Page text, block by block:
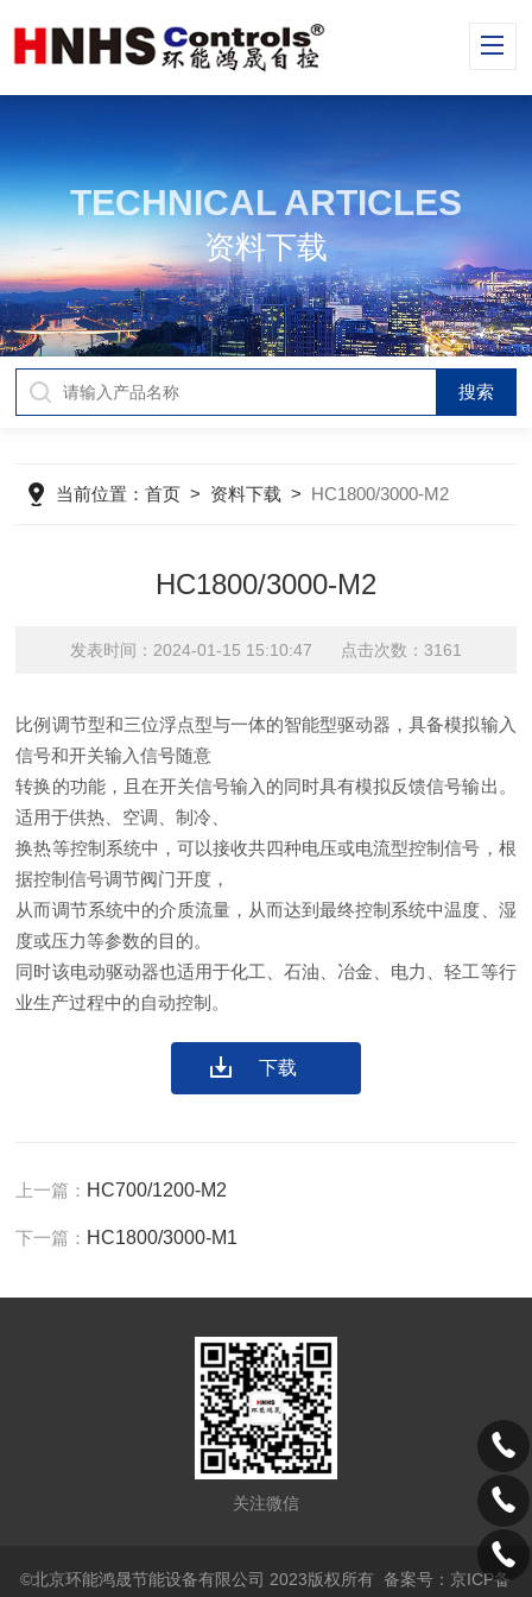
TECHNICAL ARTICLES
资料下载
当前位置：首页 > 资料下载 > HC1800/3000-M2
HC1800/3000-M2
发表时间：2024-01-15 15:10:47 点击次数：3161
比例调节型和三位浮点型与一体的智能型驱动器，具备模拟输入
信号和开关输入信号随意
转换的功能，且在开关信号输入的同时具有模拟反馈信号输出。
适用于供热、空调、制冷、
换热等控制系统中，可以接收共四种电压或电流型控制信号，根
据控制信号调节阀门开度，
从而调节系统中的介质流量，从而达到最终控制系统中温度、湿
度或压力等参数的目的。
同时该电动驱动器也适用于化工、石油、冶金、电力、轻工等行
业生产过程中的自动控制。
下载
上一篇： HC700/1200-M2
下一篇： HC1800/3000-M1
关注微信
©北京环能鸿晟节能设备有限公司 2023版权所有备案号：京ICP备